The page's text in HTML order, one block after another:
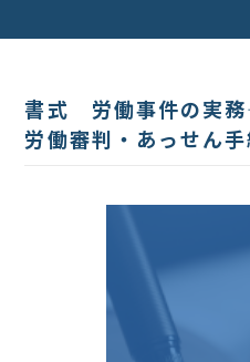
セミナー・講演
書式 労働事件の実務
労働審判・あっせん